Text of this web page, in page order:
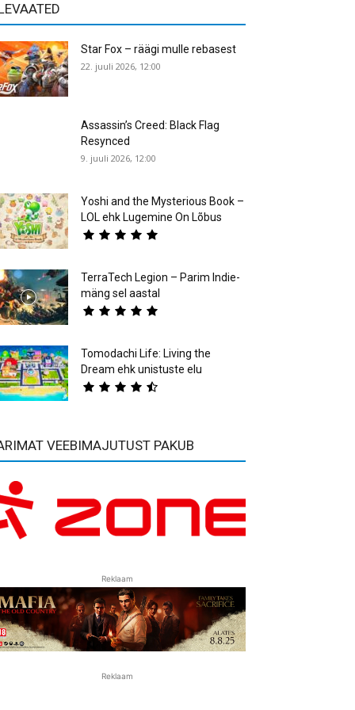
Star Fox – räägi mulle rebasest
22. juuli 2026, 12:00
Assassin’s Creed: Black Flag
Resynced
9. juuli 2026, 12:00
Yoshi and the Mysterious Book –
LOL ehk Lugemine On Lõbus
TerraTech Legion – Parim Indie-
mäng sel aastal
Tomodachi Life: Living the
Dream ehk unistuste elu
VEEBIMAJUTUST PAKUB
Reklaam
Reklaam